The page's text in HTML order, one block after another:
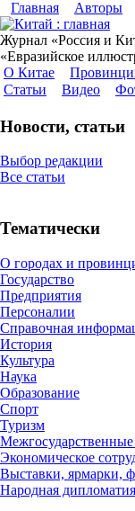
Главная Авторы
Журнал «Россия и
«Евразийское
О Китае
Статьи
Видео
Новости, статьи
Выбор редакции
Все статьи
Тематически
О городах и
Государство
Предприятия
Персоналии
Справочная
История
Культура
Наука
Образование
Спорт
Туризм
Экономическое
Выставки, ярмарки,
Народная дипломатия